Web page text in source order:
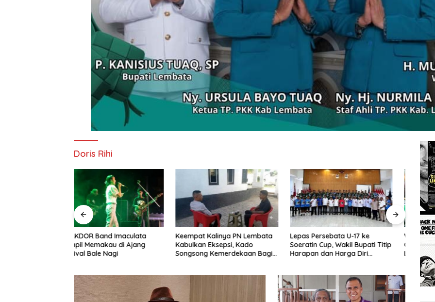
Doris Rihi
Keempat Kalinya PN Lembata
Kabulkan Eksepsi, Kado
Songsong Kemerdekaan Bagi
Lepas Persebata U-17 ke
Soeratin Cup, Wakil Bupati Titip
Harapan dan Harga Diri
Wakil Bupati Lembata: Al-
Qur’an dan Sunnah adalah
Landasan Peradaban Hadapi